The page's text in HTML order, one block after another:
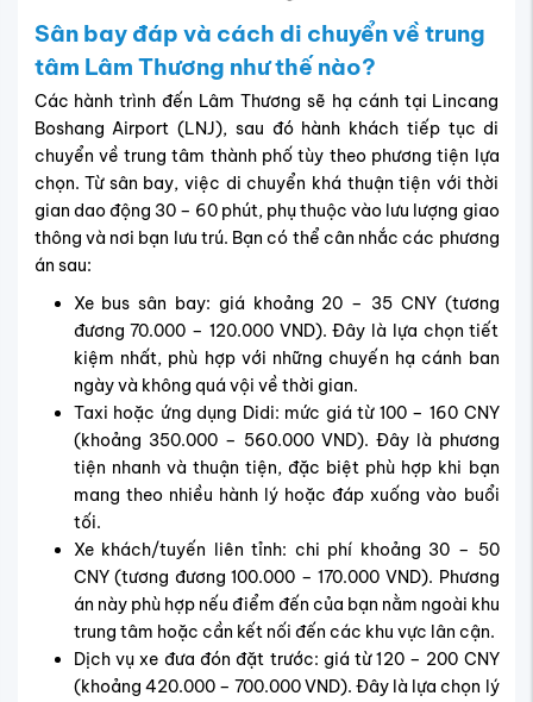
Sân bay đáp và cách di chuyển về trung
tâm Lâm Thương như thế nào?
Các hành trình đến Lâm Thương sẽ hạ cánh tại Lincang
Boshang Airport (LNJ), sau đó hành khách tiếp tục di
chuyển về trung tâm thành phố tùy theo phương tiện lựa
chọn. Từ sân bay, việc di chuyển khá thuận tiện với thời
gian dao động 30 – 60 phút, phụ thuộc vào lưu lượng giao
thông và nơi bạn lưu trú. Bạn có thể cân nhắc các phương
án sau:
Xe bus sân bay: giá khoảng 20 – 35 CNY (tương
đương 70.000 – 120.000 VND). Đây là lựa chọn tiết
kiệm nhất, phù hợp với những chuyến hạ cánh ban
ngày và không quá vội về thời gian.
Taxi hoặc ứng dụng Didi: mức giá từ 100 – 160 CNY
(khoảng 350.000 – 560.000 VND). Đây là phương
tiện nhanh và thuận tiện, đặc biệt phù hợp khi bạn
mang theo nhiều hành lý hoặc đáp xuống vào buổi
tối.
Xe khách/tuyến liên tỉnh: chi phí khoảng 30 – 50
CNY (tương đương 100.000 – 170.000 VND). Phương
án này phù hợp nếu điểm đến của bạn nằm ngoài khu
trung tâm hoặc cần kết nối đến các khu vực lân cận.
Dịch vụ xe đưa đón đặt trước: giá từ 120 – 200 CNY
(khoảng 420.000 – 700.000 VND). Đây là lựa chọn lý